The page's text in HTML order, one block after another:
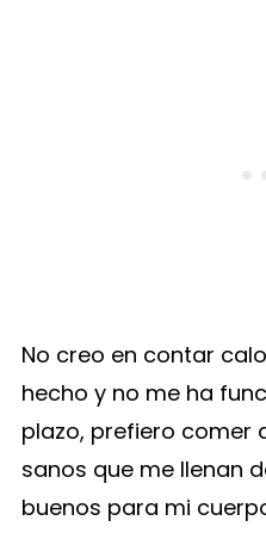
No creo en contar
hecho y no me ha
plazo, prefiero comer
sanos que me llenan
buenos para mi